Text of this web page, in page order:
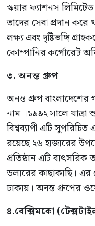
স্কয়ার ফ্যাশনস লিমিটেড
তাদের সেবা প্রদান করে
লক্ষ্য এবং দৃষ্টিভঙ্গি
কোম্পানির কর্পোরেট
৩. অনন্ত গ্রুপ
অনন্ত গ্রুপ বাংলাদেশের
নাম ।১৯৯২ সালে যাত্রা
বিশ্বব্যাপী এটি
রয়েছে ২৬ হাজারের
প্রতিষ্ঠান এটি
ডলারের কাছাকাছি।
ঢাকায়। অনন্ত গ্রুপের
৪.বেক্সিমকো